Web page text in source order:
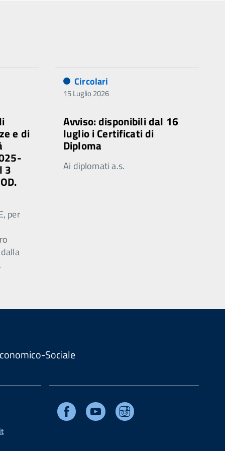
e di
3
per
Circolari
15 Luglio 2026
Avviso: disponibili dal 16
luglio i Certificati di
Diploma
Ai diplomati a.s.
Sociale
Facebook Youtube